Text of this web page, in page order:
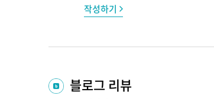
작성하기
블로그 리뷰